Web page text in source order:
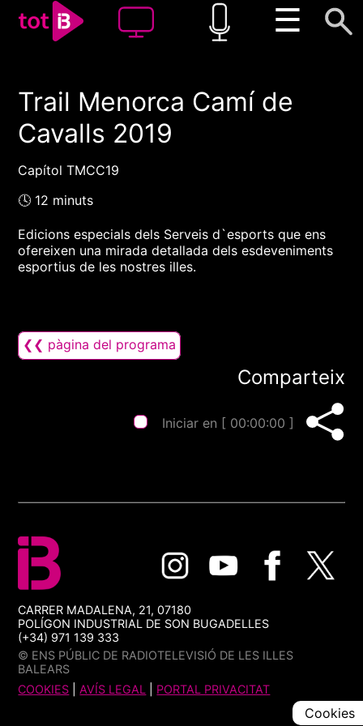
☰
00:00 00:00
1x
Trail Menorca Camí de
Cavalls 2019
Capítol TMCC19
🕓 12 minuts
Edicions especials dels Serveis d`esports que ens
ofereixen una mirada detallada dels esdeveniments
esportius de les nostres illes.
❮❮ pàgina del programa
Comparteix
Iniciar en [ 00:00:00 ]
CARRER MADALENA, 21, 07180
POLÍGON INDUSTRIAL DE SON BUGADELLES
(+34) 971 139 333
© ENS PÚBLIC DE RADIOTELEVISIÓ DE LES ILLES
BALEARS
COOKIES |AVÍS LEGAL PORTAL PRIVACITAT
Cookies